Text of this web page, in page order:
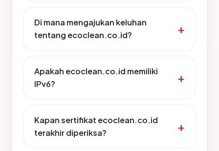
Di mana mengajukan keluhan
tentang ecoclean.co.id?
Apakah ecoclean.co.id memiliki
IPv6?
Kapan sertifikat ecoclean.co.id
terakhir diperiksa?